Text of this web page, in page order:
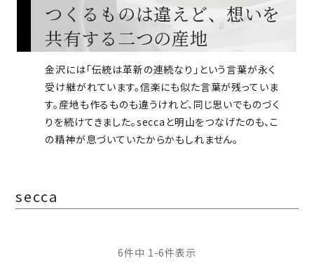
つくるものは違えど、想いを
共有する二つの産地
金沢には「伝統は革新の連続なり」という言葉が永く
受け継がれています。信楽にも似た言葉が残っていま
す。産地も作るものも違うけれど、同じ思いでものづく
りを続けてきました。seccaと明山をつなげたのも、こ
の精神が息づいていたからかもしれません。
secca
6件中 1 -6件表示